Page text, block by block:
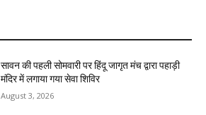
सावन की पहली सोमवारी पर हिंदू जागृत मंच द्वारा पहाड़ी
मंदिर में लगाया गया सेवा शिविर
August 3, 2026